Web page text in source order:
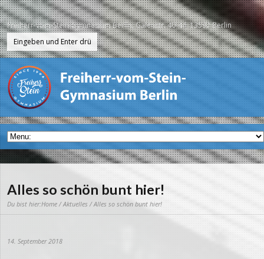
Freiherr-vom-Stein-Gymnasium Berlin, Galenstr. 40-44, 13597 Berlin
Alles so schön bunt hier!
Du bist hier:Home/Aktuelles / Alles so schön bunt hier!
14. September 2018